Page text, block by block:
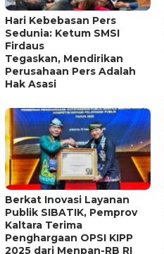
Hari Kebebasan Pers
Sedunia: Ketum SMSI
Firdaus
Tegaskan, Mendirikan
Perusahaan Pers Adalah
Hak Asasi
Berkat Inovasi Layanan
Publik SIBATIK, Pemprov
Kaltara Terima
Penghargaan OPSI KIPP
2025 dari Menpan-RB RI